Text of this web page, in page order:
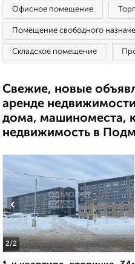
Офисное помещение
Помещение свободного
Складское помещение
Свежие, новые
аренде
дома, машиноместа,
недвижимость в
2/2
‹